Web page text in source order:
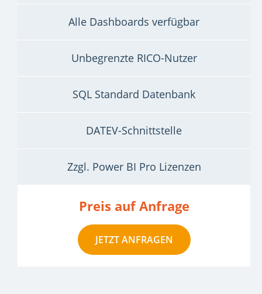
Alle Dashboards verfügbar
Unbegrenzte RICO-Nutzer
SQL Standard Datenbank
DATEV-Schnittstelle
Zzgl. Power BI Pro Lizenzen
Preis auf Anfrage
JETZT ANFRAGEN